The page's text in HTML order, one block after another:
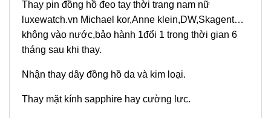
Thay pin đồng hồ đeo tay thời trang nam nữ
luxewatch.vn Michael kor,Anne klein,DW,Skagent…
không vào nước,bảo hành 1đổi 1 trong thời gian 6
tháng sau khi thay.
Nhận thay dây đồng hồ da và kim loại.
Thay mặt kính sapphire hay cường lưc.